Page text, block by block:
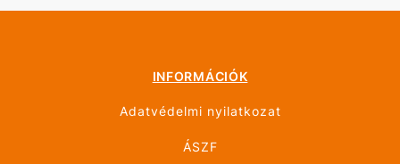
INFORMÁCIÓK
Adatvédelmi nyilatkozat
ÁSZF